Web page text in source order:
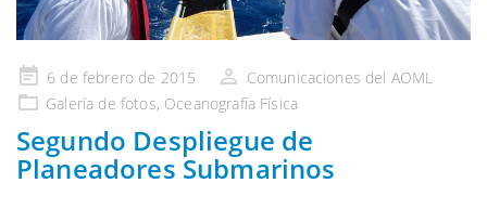
Publicado
en
6 de febrero de 2015
Comunicaciones del AOML
Galería de fotos, Oceanografía Física
Segundo Despliegue de
Planeadores Submarinos